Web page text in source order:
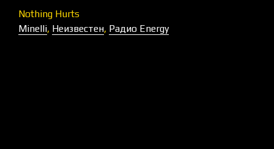
Nothing Hurts
Minelli, Неизвестен, Радио Energy